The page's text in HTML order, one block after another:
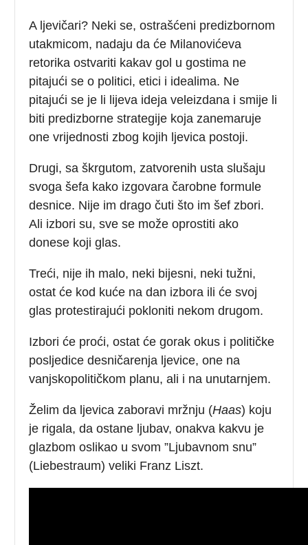
A ljevičari? Neki se, ostrašćeni predizbornom
utakmicom, nadaju da će Milanovićeva
retorika ostvariti kakav gol u gostima ne
pitajući se o politici, etici i idealima. Ne
pitajući se je li lijeva ideja veleizdana i smije li
biti predizborne strategije koja zanemaruje
one vrijednosti zbog kojih ljevica postoji.
Drugi, sa škrgutom, zatvorenih usta slušaju
svoga šefa kako izgovara čarobne formule
desnice. Nije im drago čuti što im šef zbori.
Ali izbori su, sve se može oprostiti ako
donese koji glas.
Treći, nije ih malo, neki bijesni, neki tužni,
ostat će kod kuće na dan izbora ili će svoj
glas protestirajući pokloniti nekom drugom.
Izbori će proći, ostat će gorak okus i političke
posljedice desničarenja ljevice, one na
vanjskopolitičkom planu, ali i na unutarnjem.
Želim da ljevica zaboravi mržnju (Haas) koju
je rigala, da ostane ljubav, onakva kakvu je
glazbom oslikao u svom ”Ljubavnom snu”
(Liebestraum) veliki Franz Liszt.